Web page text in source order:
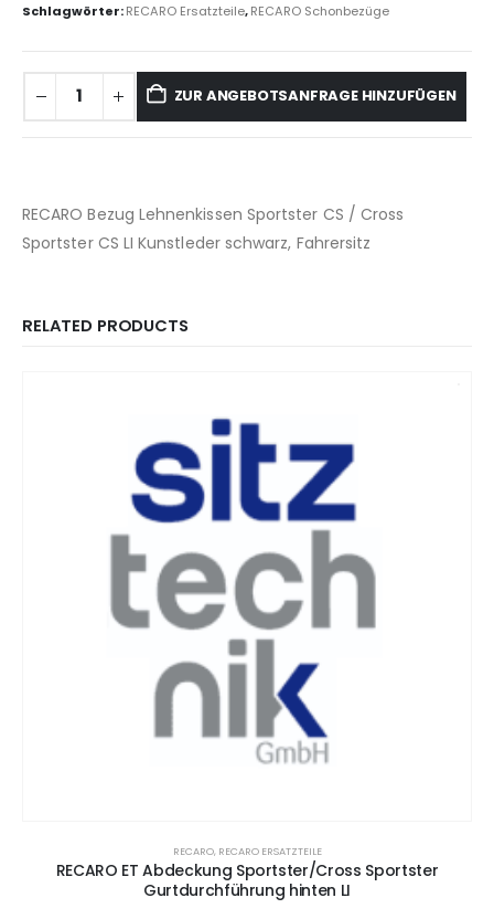
Schlagwörter:RECARO Ersatzteile,RECARO Schonbezüge
ZUR ANGEBOTSANFRAGE HINZUFÜGEN
RECARO Bezug Lehnenkissen Sportster CS / Cross
Sportster CS LI Kunstleder schwarz, Fahrersitz
RELATED PRODUCTS
RECARO, RECARO ERSATZTEILE
RECARO ET Abdeckung Sportster/Cross Sportster
Gurtdurchführung hinten LI